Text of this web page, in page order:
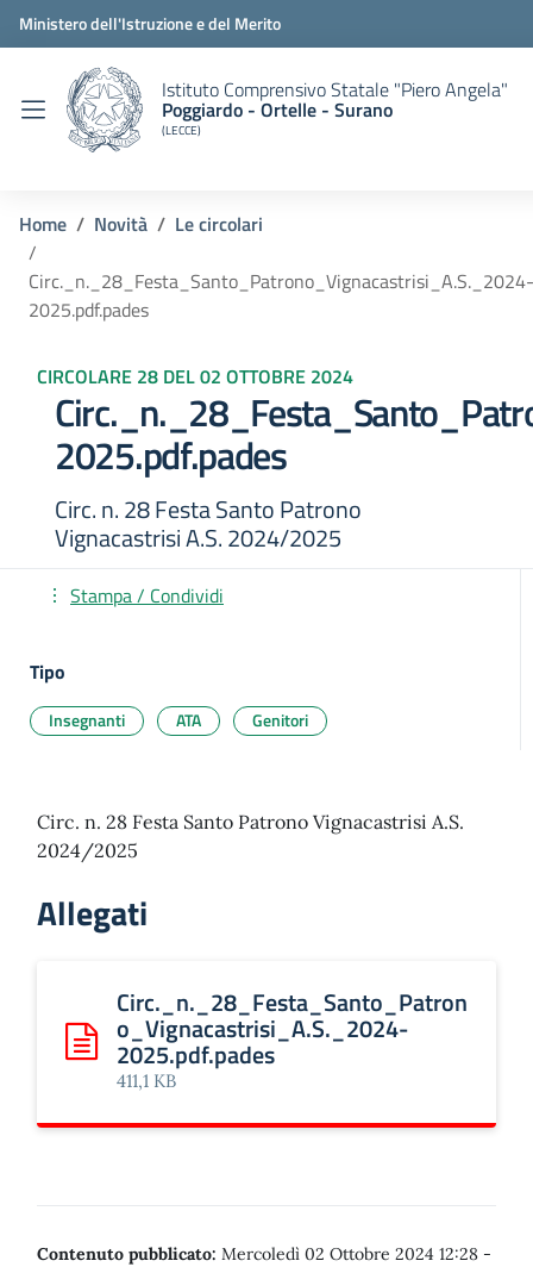
Ministero dell'Istruzione e del Merito
Istituto Comprensivo Statale "Piero Angela"
Poggiardo - Ortelle - Surano
(LECCE)
Home Novità
Le circolari
Circ._n._28_Festa_Santo_Patrono_Vignacastrisi_A.S._2024-
2025.pdf.pades
CIRCOLARE 28 DEL 02 OTTOBRE 2024
2025.pdf.pades
Circ. n. 28 Festa Santo Patrono
Vignacastrisi A.S. 2024/2025
Stampa / Condividi
Tipo
Insegnanti ATA Genitori
Circ. n. 28 Festa Santo Patrono Vignacastrisi A.S.
2024/2025
Allegati
Scarica:
Circ._n._28_Festa_Santo_Patron
o_Vignacastrisi_A.S._2024-
2025.pdf.pades
411,1 KB
Contenuto pubblicato: Mercoledì 02 Ottobre 2024 12:28 -